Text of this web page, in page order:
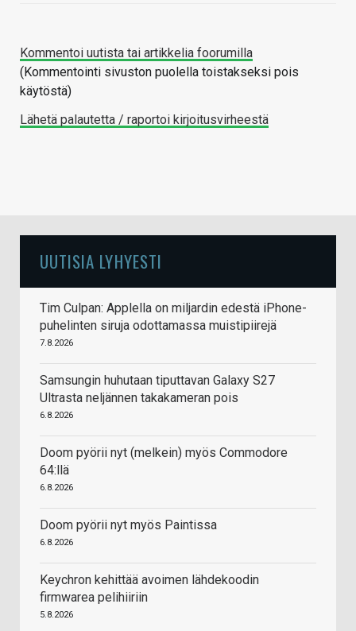
Kommentoi uutista tai artikkelia foorumilla
(Kommentointi sivuston puolella toistakseksi pois
käytöstä)
Lähetä palautetta / raportoi kirjoitusvirheestä
UUTISIA LYHYESTI
Tim Culpan: Applella on miljardin edestä iPhone-
puhelinten siruja odottamassa muistipiirejä
7.8.2026
Samsungin huhutaan tiputtavan Galaxy S27
Ultrasta neljännen takakameran pois
6.8.2026
Doom pyörii nyt (melkein) myös Commodore
64:llä
6.8.2026
Doom pyörii nyt myös Paintissa
6.8.2026
Keychron kehittää avoimen lähdekoodin
firmwarea pelihiiriin
5.8.2026